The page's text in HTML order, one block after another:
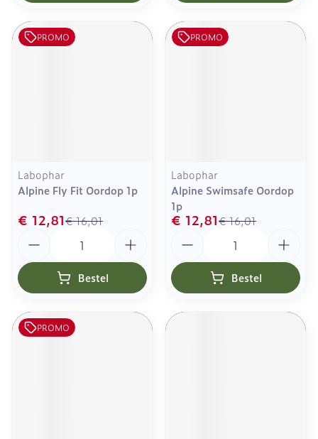
PROMO
Labophar
Alpine Fly Fit Oordop 1p
€ 16,01
€ 12,81
Bestel
PROMO
Labophar
Alpine Swimsafe Oordop
1p
€ 16,01
€ 12,81
Bestel
PROMO